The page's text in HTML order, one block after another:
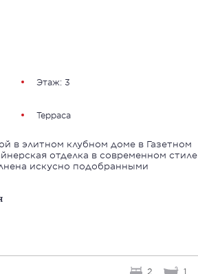
Этаж: 3
Терраса
в элитном клубном доме в Газетном
отделка в современном стиле
искусно подобранными
2 1